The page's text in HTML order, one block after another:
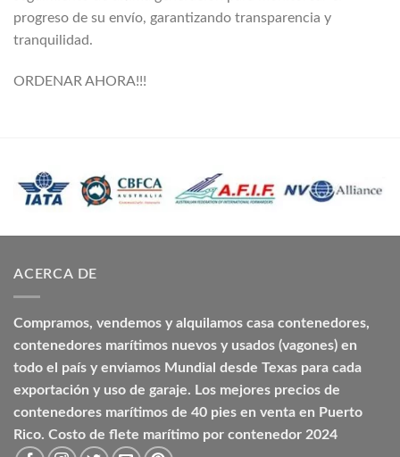
progreso de su envío, garantizando transparencia y
tranquilidad.
ORDENAR AHORA!!!
ACERCA DE
Compramos, vendemos y alquilamos casa contenedores,
contenedores marítimos nuevos y usados (vagones) en
todo el país y enviamos Mundial desde Texas para cada
exportación y uso de garaje. Los mejores precios de
contenedores marítimos de 40 pies en venta en Puerto
Rico. Costo de flete marítimo por contenedor 2024